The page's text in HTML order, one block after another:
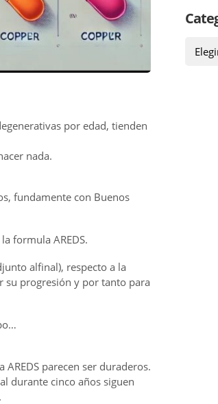
por edad, tienden
nada.
fundamente con Buenos
formula AREDS.
alfinal), respecto a la
su progresión y por tanto para
parecen ser duraderos.
durante cinco años siguen